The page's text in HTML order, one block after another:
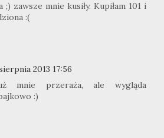
;) zawsze mnie kusiły. Kupiłam 101 i
:(
2013 17:56
mnie przeraża, ale wygląda
:)